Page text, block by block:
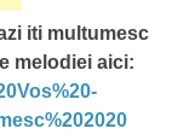
iti multumesc
melodiei aici: